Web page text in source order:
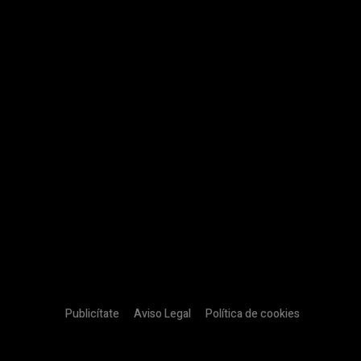
Publicítate Aviso Legal Política de cookies